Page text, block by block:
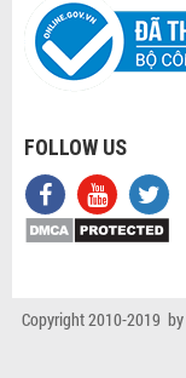
FOLLOW US
Copyright 2010-2019 by